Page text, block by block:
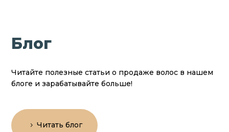
Блог
Читайте полезные статьи о продаже волос в нашем
блоге и зарабатывайте больше!
Читать блог